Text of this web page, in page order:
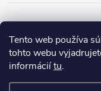
Tento web používa
tohto webu
informáciítu.
e